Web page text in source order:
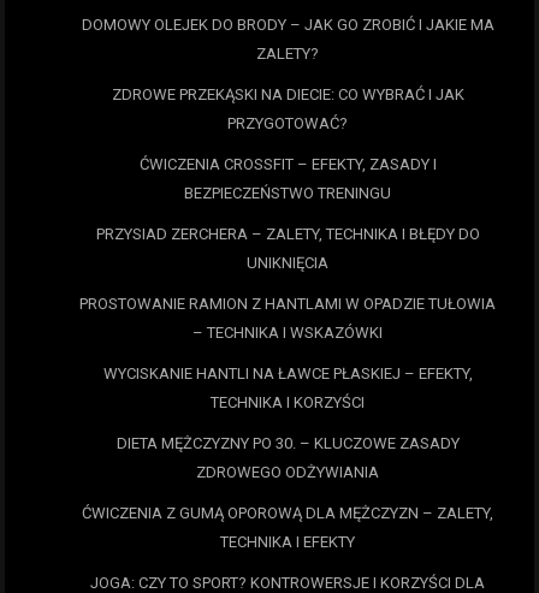
DOMOWY OLEJEK DO BRODY – JAK GO ZROBIĆ I JAKIE MA
ZALETY?
ZDROWE PRZEKĄSKI NA DIECIE: CO WYBRAĆ I JAK
PRZYGOTOWAĆ?
ĆWICZENIA CROSSFIT – EFEKTY, ZASADY I
BEZPIECZEŃSTWO TRENINGU
PRZYSIAD ZERCHERA – ZALETY, TECHNIKA I BŁĘDY DO
UNIKNIĘCIA
PROSTOWANIE RAMION Z HANTLAMI W OPADZIE TUŁOWIA
– TECHNIKA I WSKAZÓWKI
WYCISKANIE HANTLI NA ŁAWCE PŁASKIEJ – EFEKTY,
TECHNIKA I KORZYŚCI
DIETA MĘŻCZYZNY PO 30. – KLUCZOWE ZASADY
ZDROWEGO ODŻYWIANIA
ĆWICZENIA Z GUMĄ OPOROWĄ DLA MĘŻCZYZN – ZALETY,
TECHNIKA I EFEKTY
JOGA: CZY TO SPORT? KONTROWERSJE I KORZYŚCI DLA